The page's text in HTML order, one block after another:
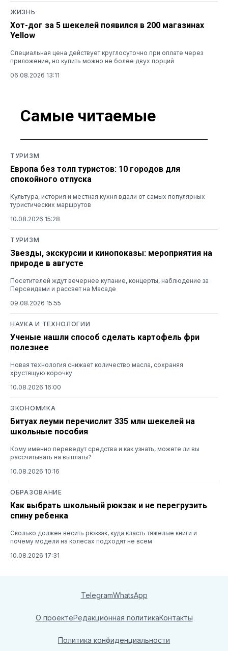
ЖИЗНЬ
Хот-дог за 5 шекелей появился в 200 магазинах
Yellow
Специальная цена действует круглосуточно при оплате через
приложение, но купить можно не более двух порций
06.08.2026 13:11
Самые читаемые
ТУРИЗМ
Европа без толп туристов: 10 городов для
спокойного отпуска
Культура, история и местная кухня вдали от самых популярных
туристических маршрутов
10.08.2026 15:28
ТУРИЗМ
Звезды, экскурсии и кинопоказы: мероприятия на
природе в августе
Посетителей ждут вечернее купание, концерты, наблюдение за
Персеидами и рассвет на Масаде
09.08.2026 15:55
НАУКА И ТЕХНОЛОГИИ
Ученые нашли способ сделать картофель фри
полезнее
Новая технология снижает количество масла, сохраняя
хрустящую корочку
10.08.2026 16:00
ЭКОНОМИКА
Битуах леуми перечислит 335 млн шекелей на
школьные пособия
Кому именно переведут средства и как узнать, можете ли вы
рассчитывать на выплаты?
10.08.2026 10:16
ОБРАЗОВАНИЕ
Как выбрать школьный рюкзак и не перегрузить
спину ребенка
Сколько должен весить рюкзак, куда класть тяжелые книги и
почему модели на колесах подходят не всем
10.08.2026 17:31
TelegramWhatsApp
О проектеРедакционная политикаКонтакты
Политика конфиденциальности